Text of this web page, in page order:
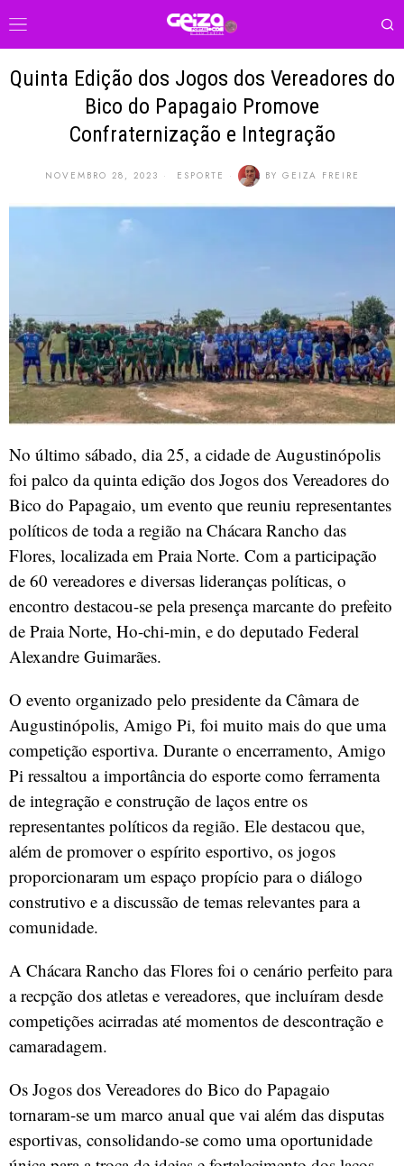
Quinta Edição dos Jogos dos Vereadores do
Bico do Papagaio Promove
Confraternização e Integração
NOVEMBRO 28, 2023 ESPORTE BY GEIZA FREIRE
No último sábado, dia 25, a cidade de Augustinópolis
foi palco da quinta edição dos Jogos dos Vereadores do
Bico do Papagaio, um evento que reuniu representantes
políticos de toda a região na Chácara Rancho das
Flores, localizada em Praia Norte. Com a participação
de 60 vereadores e diversas lideranças políticas, o
encontro destacou-se pela presença marcante do prefeito
de Praia Norte, Ho-chi-min, e do deputado Federal
Alexandre Guimarães.
O evento organizado pelo presidente da Câmara de
Augustinópolis, Amigo Pi, foi muito mais do que uma
competição esportiva. Durante o encerramento, Amigo
Pi ressaltou a importância do esporte como ferramenta
de integração e construção de laços entre os
representantes políticos da região. Ele destacou que,
além de promover o espírito esportivo, os jogos
proporcionaram um espaço propício para o diálogo
construtivo e a discussão de temas relevantes para a
comunidade.
A Chácara Rancho das Flores foi o cenário perfeito para
a recpção dos atletas e vereadores, que incluíram desde
competições acirradas até momentos de descontração e
camaradagem.
Os Jogos dos Vereadores do Bico do Papagaio
tornaram-se um marco anual que vai além das disputas
esportivas, consolidando-se como uma oportunidade